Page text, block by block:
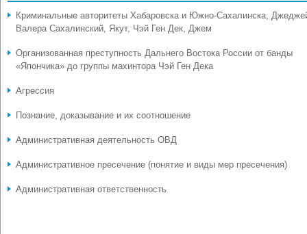
Криминальные авторитеты Хабаровска и Южно-Сахалинска,
Валера Сахалинский, Якут, Чэй Ген Дек, Джем
Организованная преступность Дальнего Востока России от банды
«Япончика» до группы махинтора Чэй Ген Дека
Агрессия
Познание, доказывание и их соотношение
Административная деятельность ОВД
Административное пресечение (понятие и виды мер пресечения)
Административная ответственность